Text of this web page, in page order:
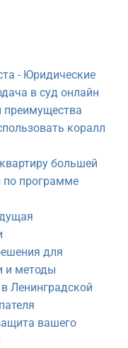
- Юридические
в суд онлайн
преимущества
коралл
большей
по программе
для
и методы
Ленинградской
вашего